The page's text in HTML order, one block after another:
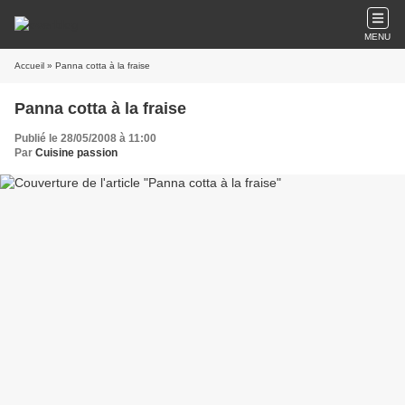
MENU
Accueil » Panna cotta à la fraise
Panna cotta à la fraise
Publié le 28/05/2008 à 11:00
Par Cuisine passion